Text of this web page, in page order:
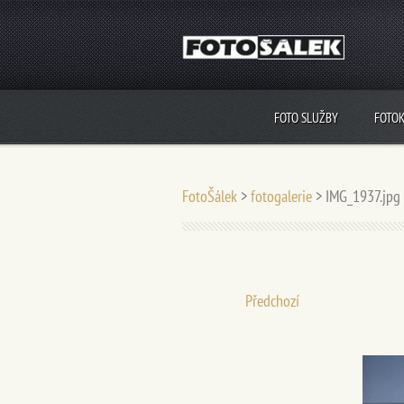
FOTO SLUŽBY
FotoŠálek >fotogalerie > IMG_1937.jpg
Předchozí